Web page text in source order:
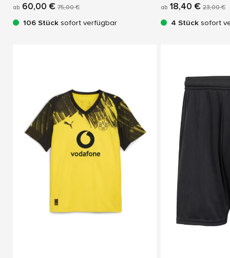
ab 60,00 € 75,00 €
106 Stück sofort verfügbar
ab 18,40 € 23,00 €
4 Stück sofort